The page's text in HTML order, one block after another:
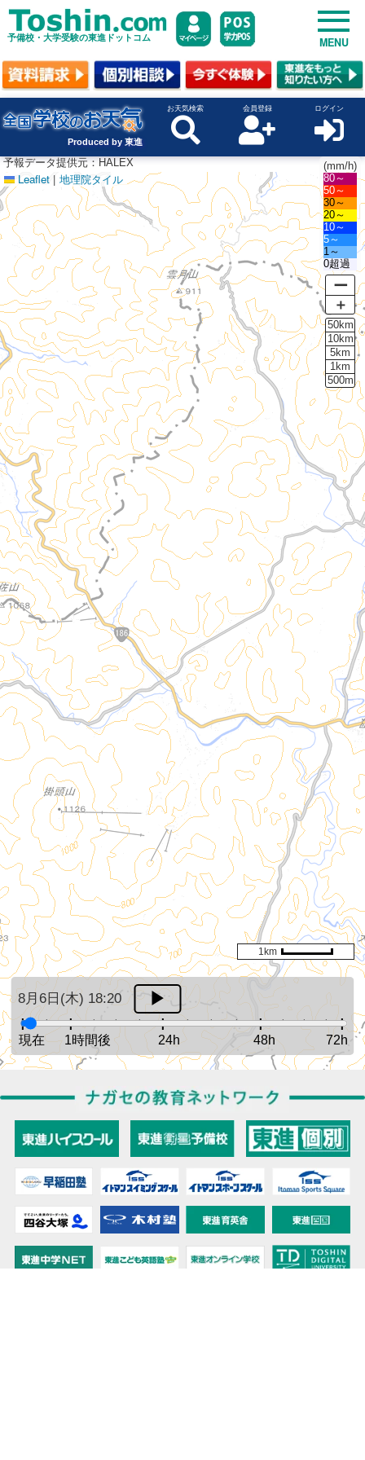
予備校・大学受験の東進ドットコム MENU
Produced by 東進
お天気検索 会員登録 ログイン
Leaflet | 地理院タイル
8月6日(木) 18:20
現在 1時間後 24h 48h 72h
1km
(mm/h)
80～
50～
30～
20～
10～
5～
1～
0超過
ー
＋
50km
10km
5km
1km
500m
予報データ提供元：HALEX